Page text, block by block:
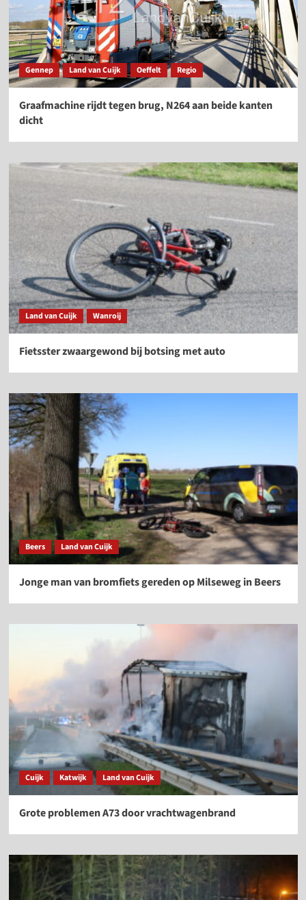
Gennep Land van Cuijk Oeffelt Regio
Graafmachine rijdt tegen brug, N264 aan beide kanten
dicht
Land van Cuijk Wanroij
Fietsster zwaargewond bij botsing met auto
Beers Land van Cuijk
Jonge man van bromfiets gereden op Milseweg in Beers
Cuijk Katwijk Land van Cuijk
Grote problemen A73 door vrachtwagenbrand